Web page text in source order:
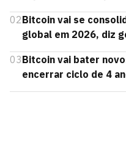
02Bitcoin vai se
global em 2026, diz
03Bitcoin vai bater
encerrar ciclo de 4